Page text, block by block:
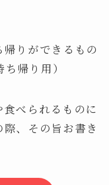
帰りができるもの
帰り用）
べられるものに
、その旨お書き